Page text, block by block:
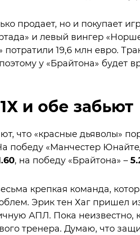
продает, но и покупает
и левый вингер
потратили 19,6 млн евро.
у «Брайтона»
и обе забьют
что «красные дьяволы»
победу «Манчестер
, на победу «Брайтона» –
крепкая команда,
Эрик тен Хаг пришел
АПЛ. Пока неизвестно,
тренера. Думаю, что